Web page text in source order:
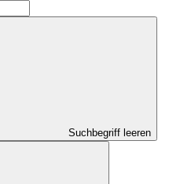
Suchbegriff leeren